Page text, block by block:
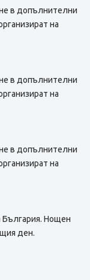
в допълнителни
на
в допълнителни
на
в допълнителни
на
България. Нощен
ден.